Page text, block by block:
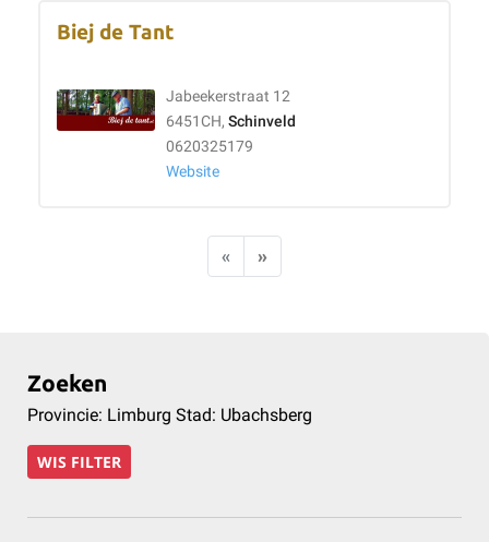
Biej de Tant
Jabeekerstraat 12
6451CH, Schinveld
0620325179
Website
« »
Zoeken
Provincie: Limburg Stad: Ubachsberg
WIS FILTER